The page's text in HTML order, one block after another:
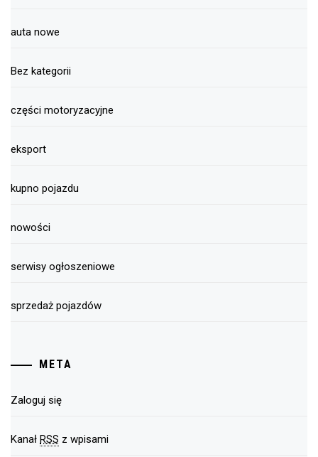
auta nowe
Bez kategorii
części motoryzacyjne
eksport
kupno pojazdu
nowości
serwisy ogłoszeniowe
sprzedaż pojazdów
META
Zaloguj się
Kanał RSS z wpisami